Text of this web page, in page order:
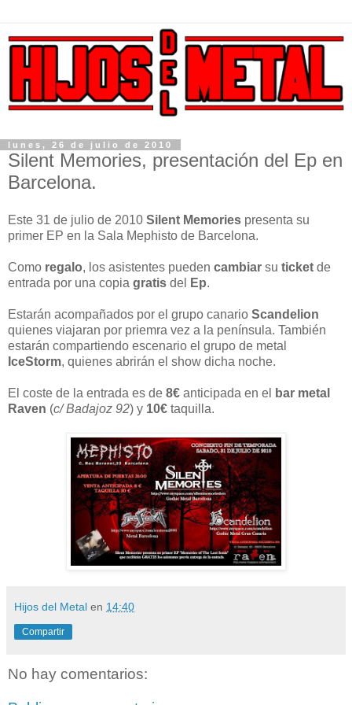
lunes, 26 de julio de 2010
Silent Memories, presentación del Ep en
Barcelona.
Este 31 de julio de 2010 Silent Memories presenta su
primer EP en la Sala Mephisto de Barcelona.
Como regalo, los asistentes pueden cambiar su ticket de
entrada por una copia gratis del Ep.
Estarán acompañados por el grupo canario Scandelion
quienes viajaran por priemra vez a la península. También
estarán compartiendo escenario el grupo de metal
IceStorm, quienes abrirán el show dicha noche.
El coste de la entrada es de 8€ anticipada en el
bar metal
Raven (c/ Badajoz 92) y 10€ taquilla.
Hijos del Metal en 14:40
Compartir
No hay comentarios: